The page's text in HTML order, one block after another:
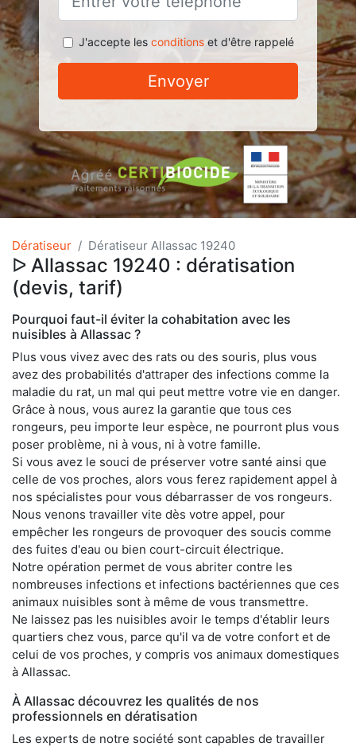
J'accepte les conditionset d'être rappelé
Envoyer
Dératiseur Dératiseur Allassac 19240
ᐅ Allassac 19240 : dératisation
(devis, tarif)
Pourquoi faut-il éviter la cohabitation avec les
nuisibles à Allassac ?
Plus vous vivez avec des rats ou des souris, plus vous
avez des probabilités d'attraper des infections comme la
maladie du rat, un mal qui peut mettre votre vie en danger.
Grâce à nous, vous aurez la garantie que tous ces
rongeurs, peu importe leur espèce, ne pourront plus vous
poser problème, ni à vous, ni à votre famille.
Si vous avez le souci de préserver votre santé ainsi que
celle de vos proches, alors vous ferez rapidement appel à
nos spécialistes pour vous débarrasser de vos rongeurs.
Nous venons travailler vite dès votre appel, pour
empêcher les rongeurs de provoquer des soucis comme
des fuites d'eau ou bien court-circuit électrique.
Notre opération permet de vous abriter contre les
nombreuses infections et infections bactériennes que ces
animaux nuisibles sont à même de vous transmettre.
Ne laissez pas les nuisibles avoir le temps d'établir leurs
quartiers chez vous, parce qu'il va de votre confort et de
celui de vos proches, y compris vos animaux domestiques
à Allassac.
À Allassac découvrez les qualités de nos
professionnels en dératisation
Les experts de notre société sont capables de travailler